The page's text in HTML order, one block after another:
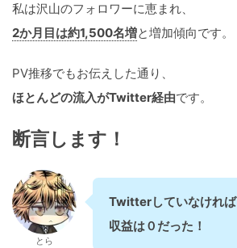
私は沢山のフォロワーに恵まれ、
2か月目は約1,500名増と増加傾向です。
PV推移でもお伝えした通り、
ほとんどの流入がTwitter経由です。
断言します！
とら
Twitterしていなければ
収益は０だった！